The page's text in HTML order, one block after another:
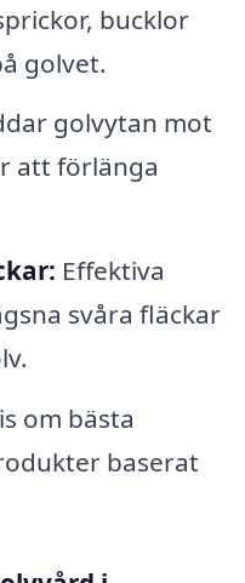
bucklor
golvet.
golvytan mot
att förlänga
Effektiva
svåra fläckar
om bästa
baserat